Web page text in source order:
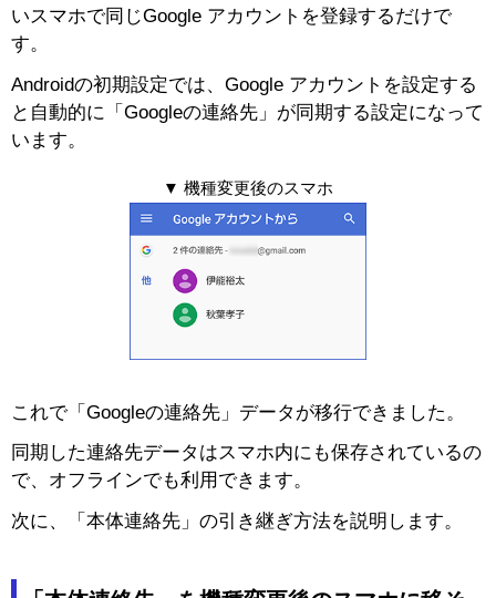
いスマホで同じGoogle アカウントを登録するだけで
す。
Androidの初期設定では、Google アカウントを設定する
と自動的に「Googleの連絡先」が同期する設定になって
います。
▼ 機種変更後のスマホ
これで「Googleの連絡先」データが移行できました。
同期した連絡先データはスマホ内にも保存されているの
で、オフラインでも利用できます。
次に、「本体連絡先」の引き継ぎ方法を説明します。